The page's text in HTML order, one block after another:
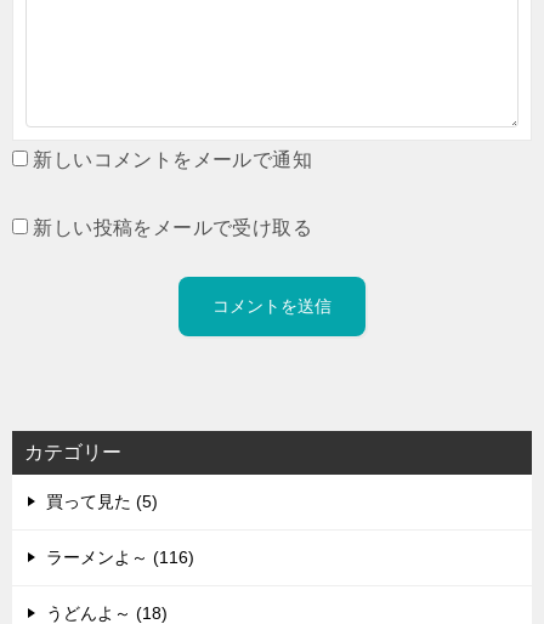
新しいコメントをメールで通知
新しい投稿をメールで受け取る
カテゴリー
買って見た (5)
ラーメンよ～ (116)
うどんよ～ (18)